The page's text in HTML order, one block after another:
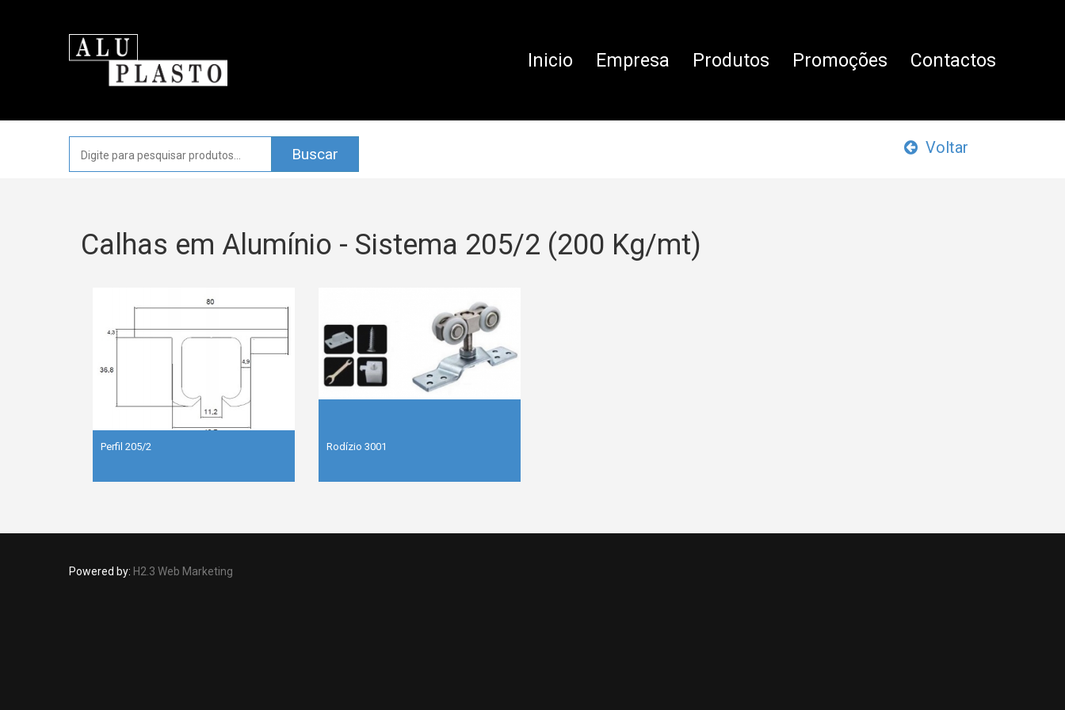
Inicio Empresa Produtos Promoções Contactos
Voltar
Calhas em Alumínio - Sistema 205/2 (200 Kg/mt)
Perfil 205/2 Rodízio 3001
Powered by: H2.3 Web Marketing